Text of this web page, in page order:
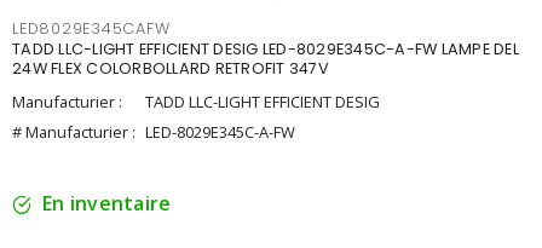
LED8029E345CAFW
TADD LLC-LIGHT EFFICIENT DESIG LED-8029E345C-A-FW LAMPE DEL
24W FLEX COLORBOLLARD RETROFIT 347V
Manufacturier :
TADD LLC-LIGHT EFFICIENT DESIG
# Manufacturier : LED-8029E345C-A-FW
En inventaire